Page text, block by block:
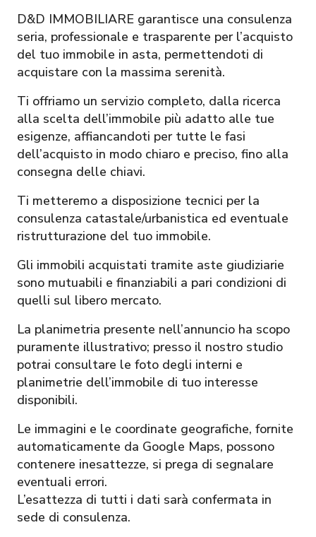
D&D IMMOBILIARE garantisce una consulenza
seria, professionale e trasparente per l’acquisto
del tuo immobile in asta, permettendoti di
acquistare con la massima serenità.
Ti offriamo un servizio completo, dalla ricerca
alla scelta dell’immobile più adatto alle tue
esigenze, affiancandoti per tutte le fasi
dell’acquisto in modo chiaro e preciso, fino alla
consegna delle chiavi.
Ti metteremo a disposizione tecnici per la
consulenza catastale/urbanistica ed eventuale
ristrutturazione del tuo immobile.
Gli immobili acquistati tramite aste giudiziarie
sono mutuabili e finanziabili a pari condizioni di
quelli sul libero mercato.
La planimetria presente nell’annuncio ha scopo
puramente illustrativo; presso il nostro studio
potrai consultare le foto degli interni e
planimetrie dell’immobile di tuo interesse
disponibili.
Le immagini e le coordinate geografiche, fornite
automaticamente da Google Maps, possono
contenere inesattezze, si prega di segnalare
eventuali errori.
L’esattezza di tutti i dati sarà confermata in
sede di consulenza.